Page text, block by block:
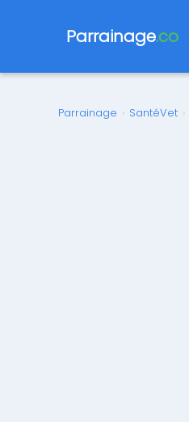
Parrainage.co
Parrainage › SantéVet ›